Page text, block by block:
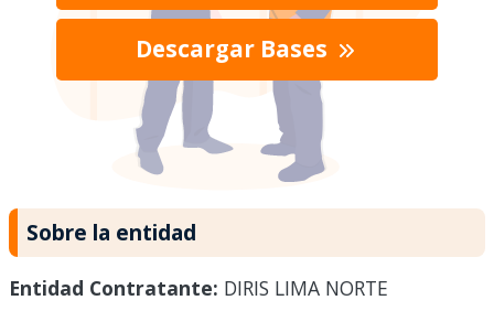
Descargar Bases
Sobre la entidad
Entidad Contratante: DIRIS LIMA NORTE